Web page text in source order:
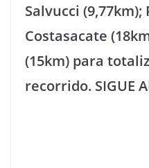
Salvucci (9,77km);
Costasacate
(15km) para
recorrido. SIGUE